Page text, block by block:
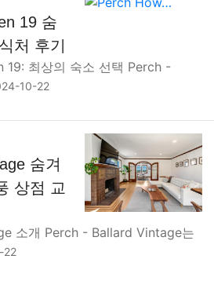
19 숨
처 후기
최상의 숙소 선택 Perch -
10-22
숨겨
상점 교
소개 Perch - Ballard Vintage는
22